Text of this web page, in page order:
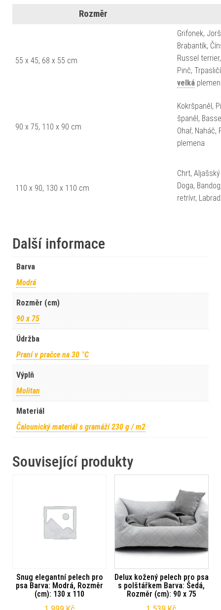
Rozměr
55 x 45, 68 x 55 cm
Grifonek,
Brabantík,
Russel
Pinč,
velká
90 x 75, 110 x 90 cm
Kokršpaněl,
španěl,
Ohař, Naháč,
plemena
110 x 90, 130 x 110 cm
Chrt,
Doga,
retrívr,
Další informace
Barva
Modrá
Rozměr (cm)
90 x 75
Údržba
Praní v pračce na 30 °C
Výplň
Molitan
Materiál
Čalounický materiál s gramáží 230 g / m2
Související produkty
Snug elegantní pelech pro
psa Barva: Modrá, Rozměr
(cm): 130 x 110
Delux kožený pelech pro psa
s polštářkem Barva: Šedá,
Rozměr (cm): 90 x 75